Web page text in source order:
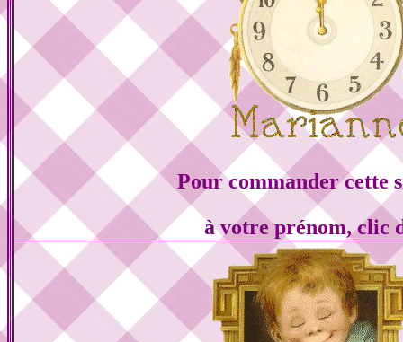
Pour commander cette
à votre prénom, clic